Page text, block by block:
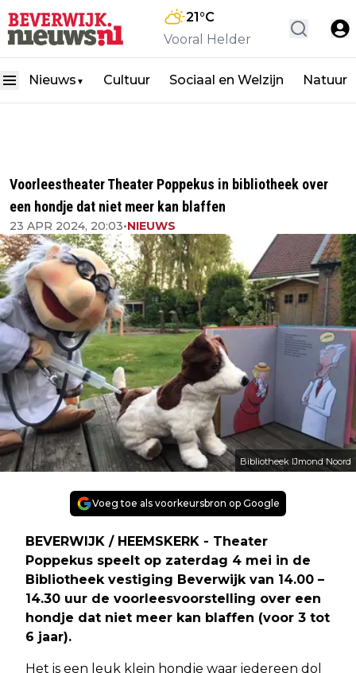
21°C
Vooral Helder
Nieuws ▼ Cultuur Sociaal en Welzijn Natuur
Voorleestheater Theater Poppekus in bibliotheek over
een hondje dat niet meer kan blaffen
23 APR 2024, 20:03•NIEUWS
Bibliotheek IJmond Noord
Voeg toe als voorkeursbron op Google
BEVERWIJK / HEEMSKERK - Theater
Poppekus speelt op zaterdag 4 mei in de
Bibliotheek vestiging Beverwijk van 14.00 –
14.30 uur de voorleesvoorstelling over een
hondje dat niet meer kan blaffen (voor 3 tot
6 jaar).
Het is een leuk klein hondje waar iedereen dol